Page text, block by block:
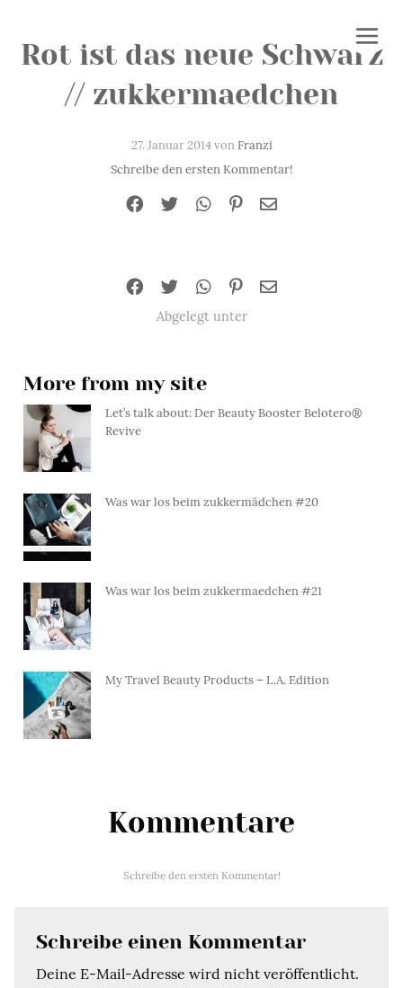
Rot ist das neue Schwarz
// zukkermaedchen
27. Januar 2014 vonFranzi
Schreibe den ersten Kommentar!
Abgelegt unter
More from my site
Let’s talk about: Der Beauty Booster Belotero®
Revive
Was war los beim zukkermädchen #20
Was war los beim zukkermaedchen #21
My Travel Beauty Products – L.A. Edition
Kommentare
Schreibe den ersten Kommentar!
Schreibe einen Kommentar
Deine E-Mail-Adresse wird nicht veröffentlicht.